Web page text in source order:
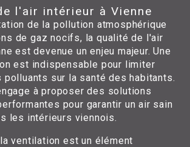
l'air intérieur à Vienne
de la pollution atmosphérique
de gaz nocifs, la qualité de l'air
est devenue un enjeu majeur. Une
est indispensable pour limiter
polluants sur la santé des habitants.
à proposer des solutions
pour garantir un air sain
les intérieurs viennois.
ventilation est un élément